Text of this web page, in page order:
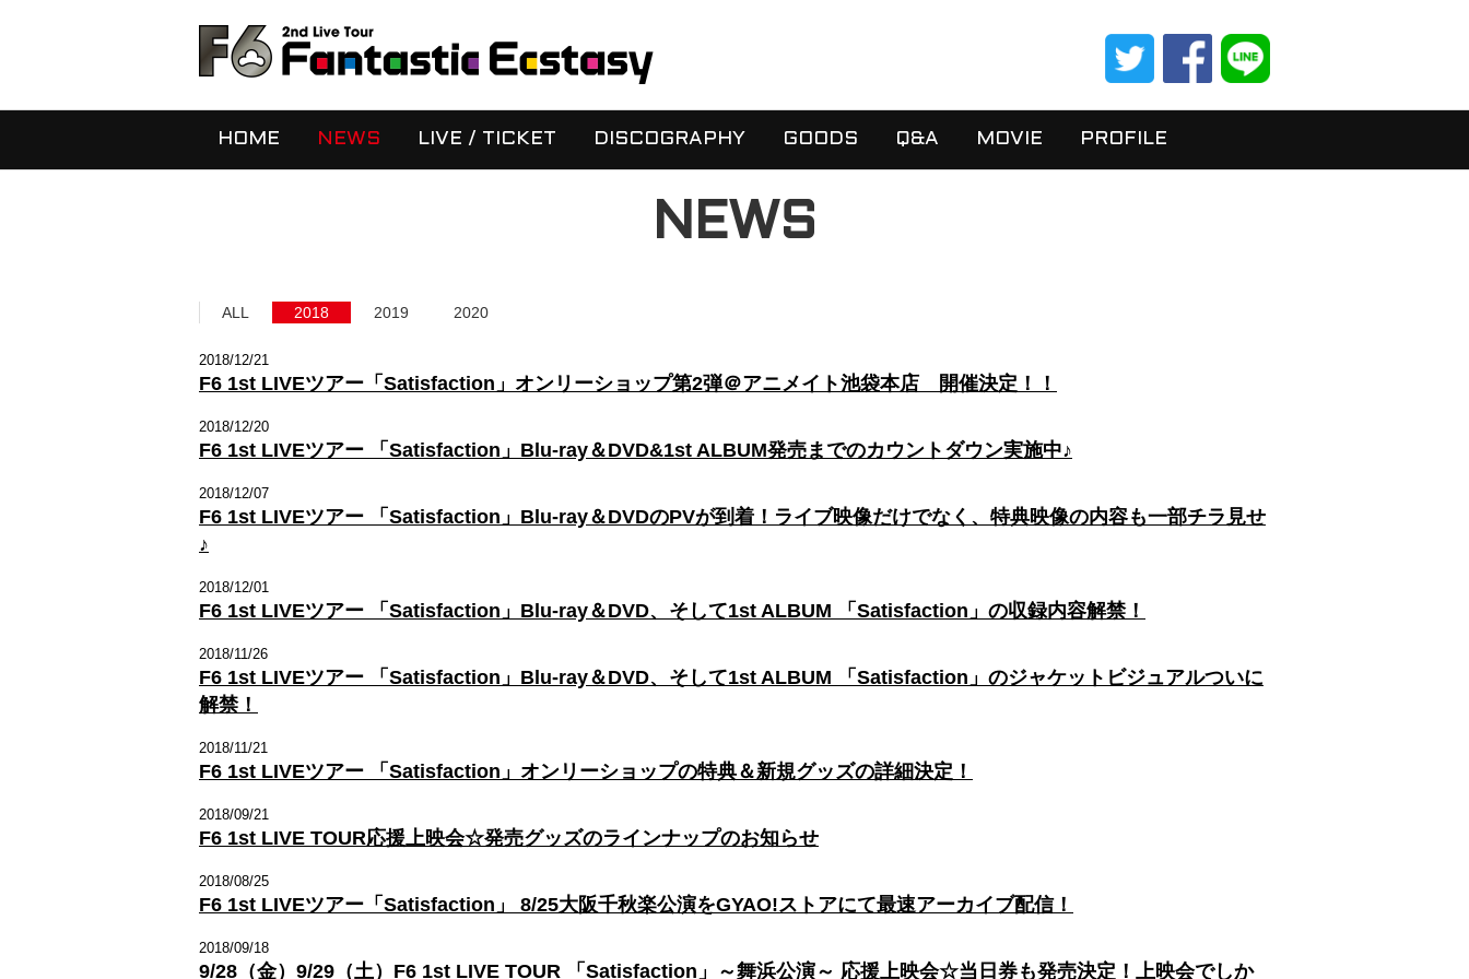
HOME NEWS LIVE / TICKET DISCOGRAPHY GOODS Q&A MOVIE PROFILE
NEWS
ALL 2018 2019 2020
2018/12/21
F6 1st LIVEツアー「Satisfaction」オンリーショップ第2弾＠アニメイト池袋本店 開催決定！！
2018/12/20
F6 1st LIVEツアー 「Satisfaction」Blu-ray＆DVD&1st ALBUM発売までのカウントダウン実施中♪
2018/12/07
F6 1st LIVEツアー 「Satisfaction」Blu-ray＆DVDのPVが到着！ライブ映像だけでなく、特典映像の内容も一部チラ見せ
♪
2018/12/01
F6 1st LIVEツアー 「Satisfaction」Blu-ray＆DVD、そして1st ALBUM 「Satisfaction」の収録内容解禁！
2018/11/26
F6 1st LIVEツアー 「Satisfaction」Blu-ray＆DVD、そして1st ALBUM 「Satisfaction」のジャケットビジュアルついに
解禁！
2018/11/21
F6 1st LIVEツアー 「Satisfaction」オンリーショップの特典＆新規グッズの詳細決定！
2018/09/21
F6 1st LIVE TOUR応援上映会☆発売グッズのラインナップのお知らせ
2018/08/25
F6 1st LIVEツアー「Satisfaction」 8/25大阪千秋楽公演をGYAO!ストアにて最速アーカイブ配信！
2018/09/18
9/28（金）9/29（土）F6 1st LIVE TOUR 「Satisfaction」～舞浜公演～ 応援上映会☆当日券も発売決定！上映会でしか